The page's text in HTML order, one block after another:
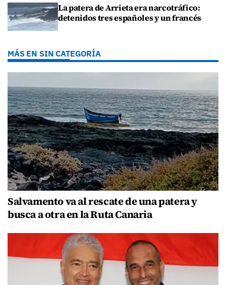
La patera de Arrieta era narcotráfico:
detenidos tres españoles y un francés
MÁS EN SIN CATEGORÍA
Salvamento va al rescate de una patera y
busca a otra en la Ruta Canaria